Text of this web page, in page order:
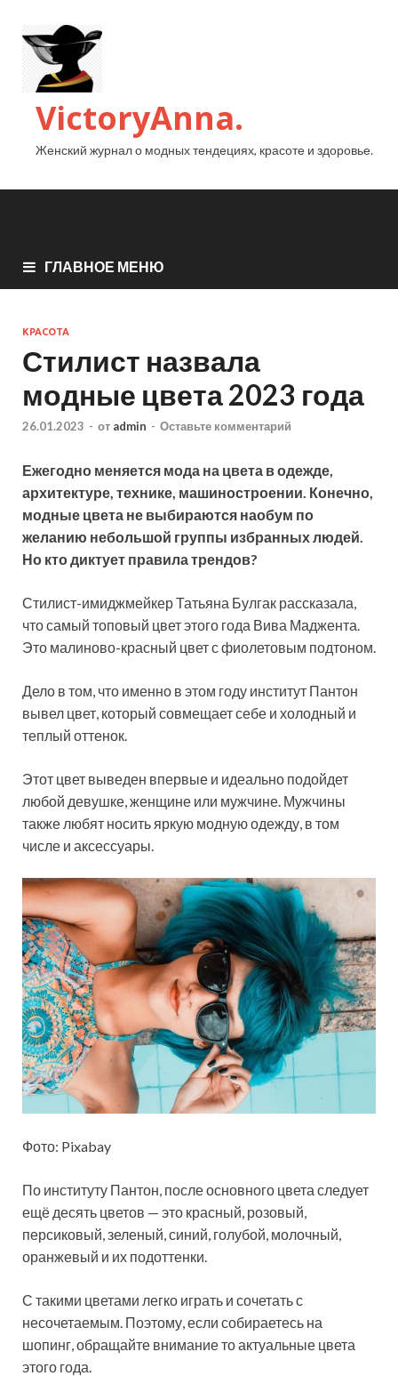
VictoryAnna.
Женский журнал о модных тендециях, красоте и здоровье.
ГЛАВНОЕ МЕНЮ
КРАСОТА
Стилист назвала
модные цвета 2023 года
26.01.2023 - от admin - Оставьте комментарий
Ежегодно меняется мода на цвета в одежде,
архитектуре, технике, машиностроении. Конечно,
модные цвета не выбираются наобум по
желанию небольшой группы избранных людей.
Но кто диктует правила трендов?
Стилист-имиджмейкер Татьяна Булгак рассказала,
что самый топовый цвет этого года Вива Маджента.
Это малиново-красный цвет с фиолетовым подтоном.
Дело в том, что именно в этом году институт Пантон
вывел цвет, который совмещает себе и холодный и
теплый оттенок.
Этот цвет выведен впервые и идеально подойдет
любой девушке, женщине или мужчине. Мужчины
также любят носить яркую модную одежду, в том
числе и аксессуары.
Фото: Pixabay
По институту Пантон, после основного цвета следует
ещё десять цветов — это красный, розовый,
персиковый, зеленый, синий, голубой, молочный,
оранжевый и их подоттенки.
С такими цветами легко играть и сочетать с
несочетаемым. Поэтому, если собираетесь на
шопинг, обращайте внимание то актуальные цвета
этого года.